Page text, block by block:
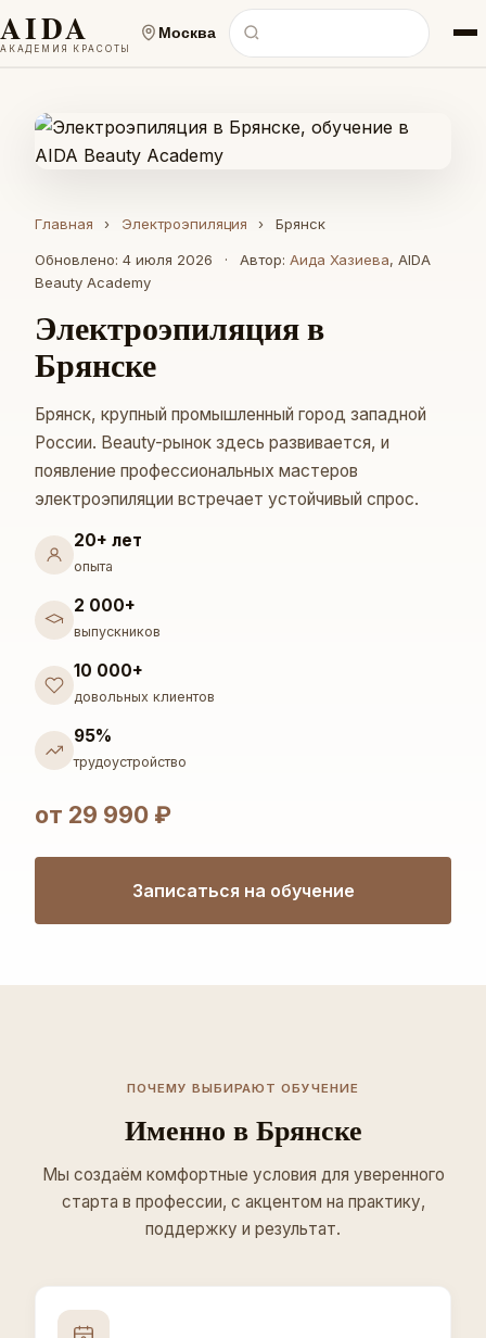
AIDA
АКАДЕМИЯ КРАСОТЫ
Москва
Главная › Электроэпиляция › Брянск
Обновлено: 4 июля 2026 · Автор:Аида Хазиева, AIDA
Beauty Academy
Электроэпиляция в
Брянске
Брянск, крупный промышленный город западной
России. Beauty-рынок здесь развивается, и
появление профессиональных мастеров
электроэпиляции встречает устойчивый спрос.
20+ лет
опыта
2 000+
выпускников
10 000+
довольных клиентов
95%
трудоустройство
от 29 990 ₽
Записаться на обучение
ПОЧЕМУ ВЫБИРАЮТ ОБУЧЕНИЕ
Именно в Брянске
Мы создаём комфортные условия для уверенного
старта в профессии, с акцентом на практику,
поддержку и результат.